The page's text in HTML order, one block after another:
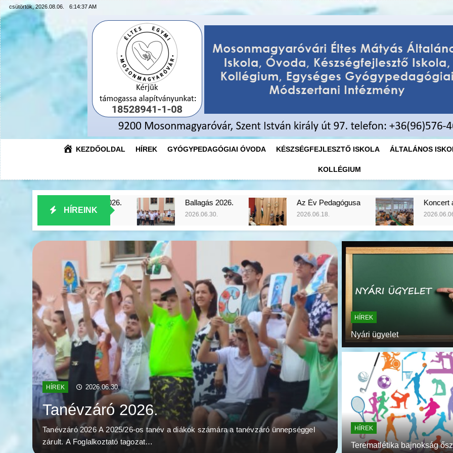
Ugrás
a
tartalomra
csütörtök, 2026.08.06. 6:14:39 AM
Éltes
Mosonmagyaróvári Éltes
KEZDŐOLDAL HÍREK GYÓGYPEDAGÓGIAI ÓVODA KÉSZSÉGFEJLESZTŐ ISKOLA ÁLTALÁNOS
KOLLÉGIUM
HÍREINK
Ballagás 2026.
2026.06.30.
Az Év Pedagógusa
2026.06.18.
Koncert az iskolában
HÍREK 2026.06.30.
Tanévzáró 2026.
Tanévzáró 2026 A 2025/26-os tanév a diákok számára a tanévzáró ünnepséggel
zárult. A Foglalkoztató tagozat…
HÍREK 2026.06.30.
Ballagás 2026.
Ballagás 2026. 4 tanuló
pedig…
HÍREK
Nyári ügyelet
HÍREK
Terematlétika bajnokság ősz